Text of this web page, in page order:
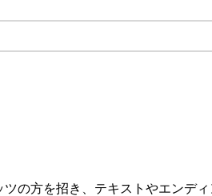
の方を招き、テキストやエンディ